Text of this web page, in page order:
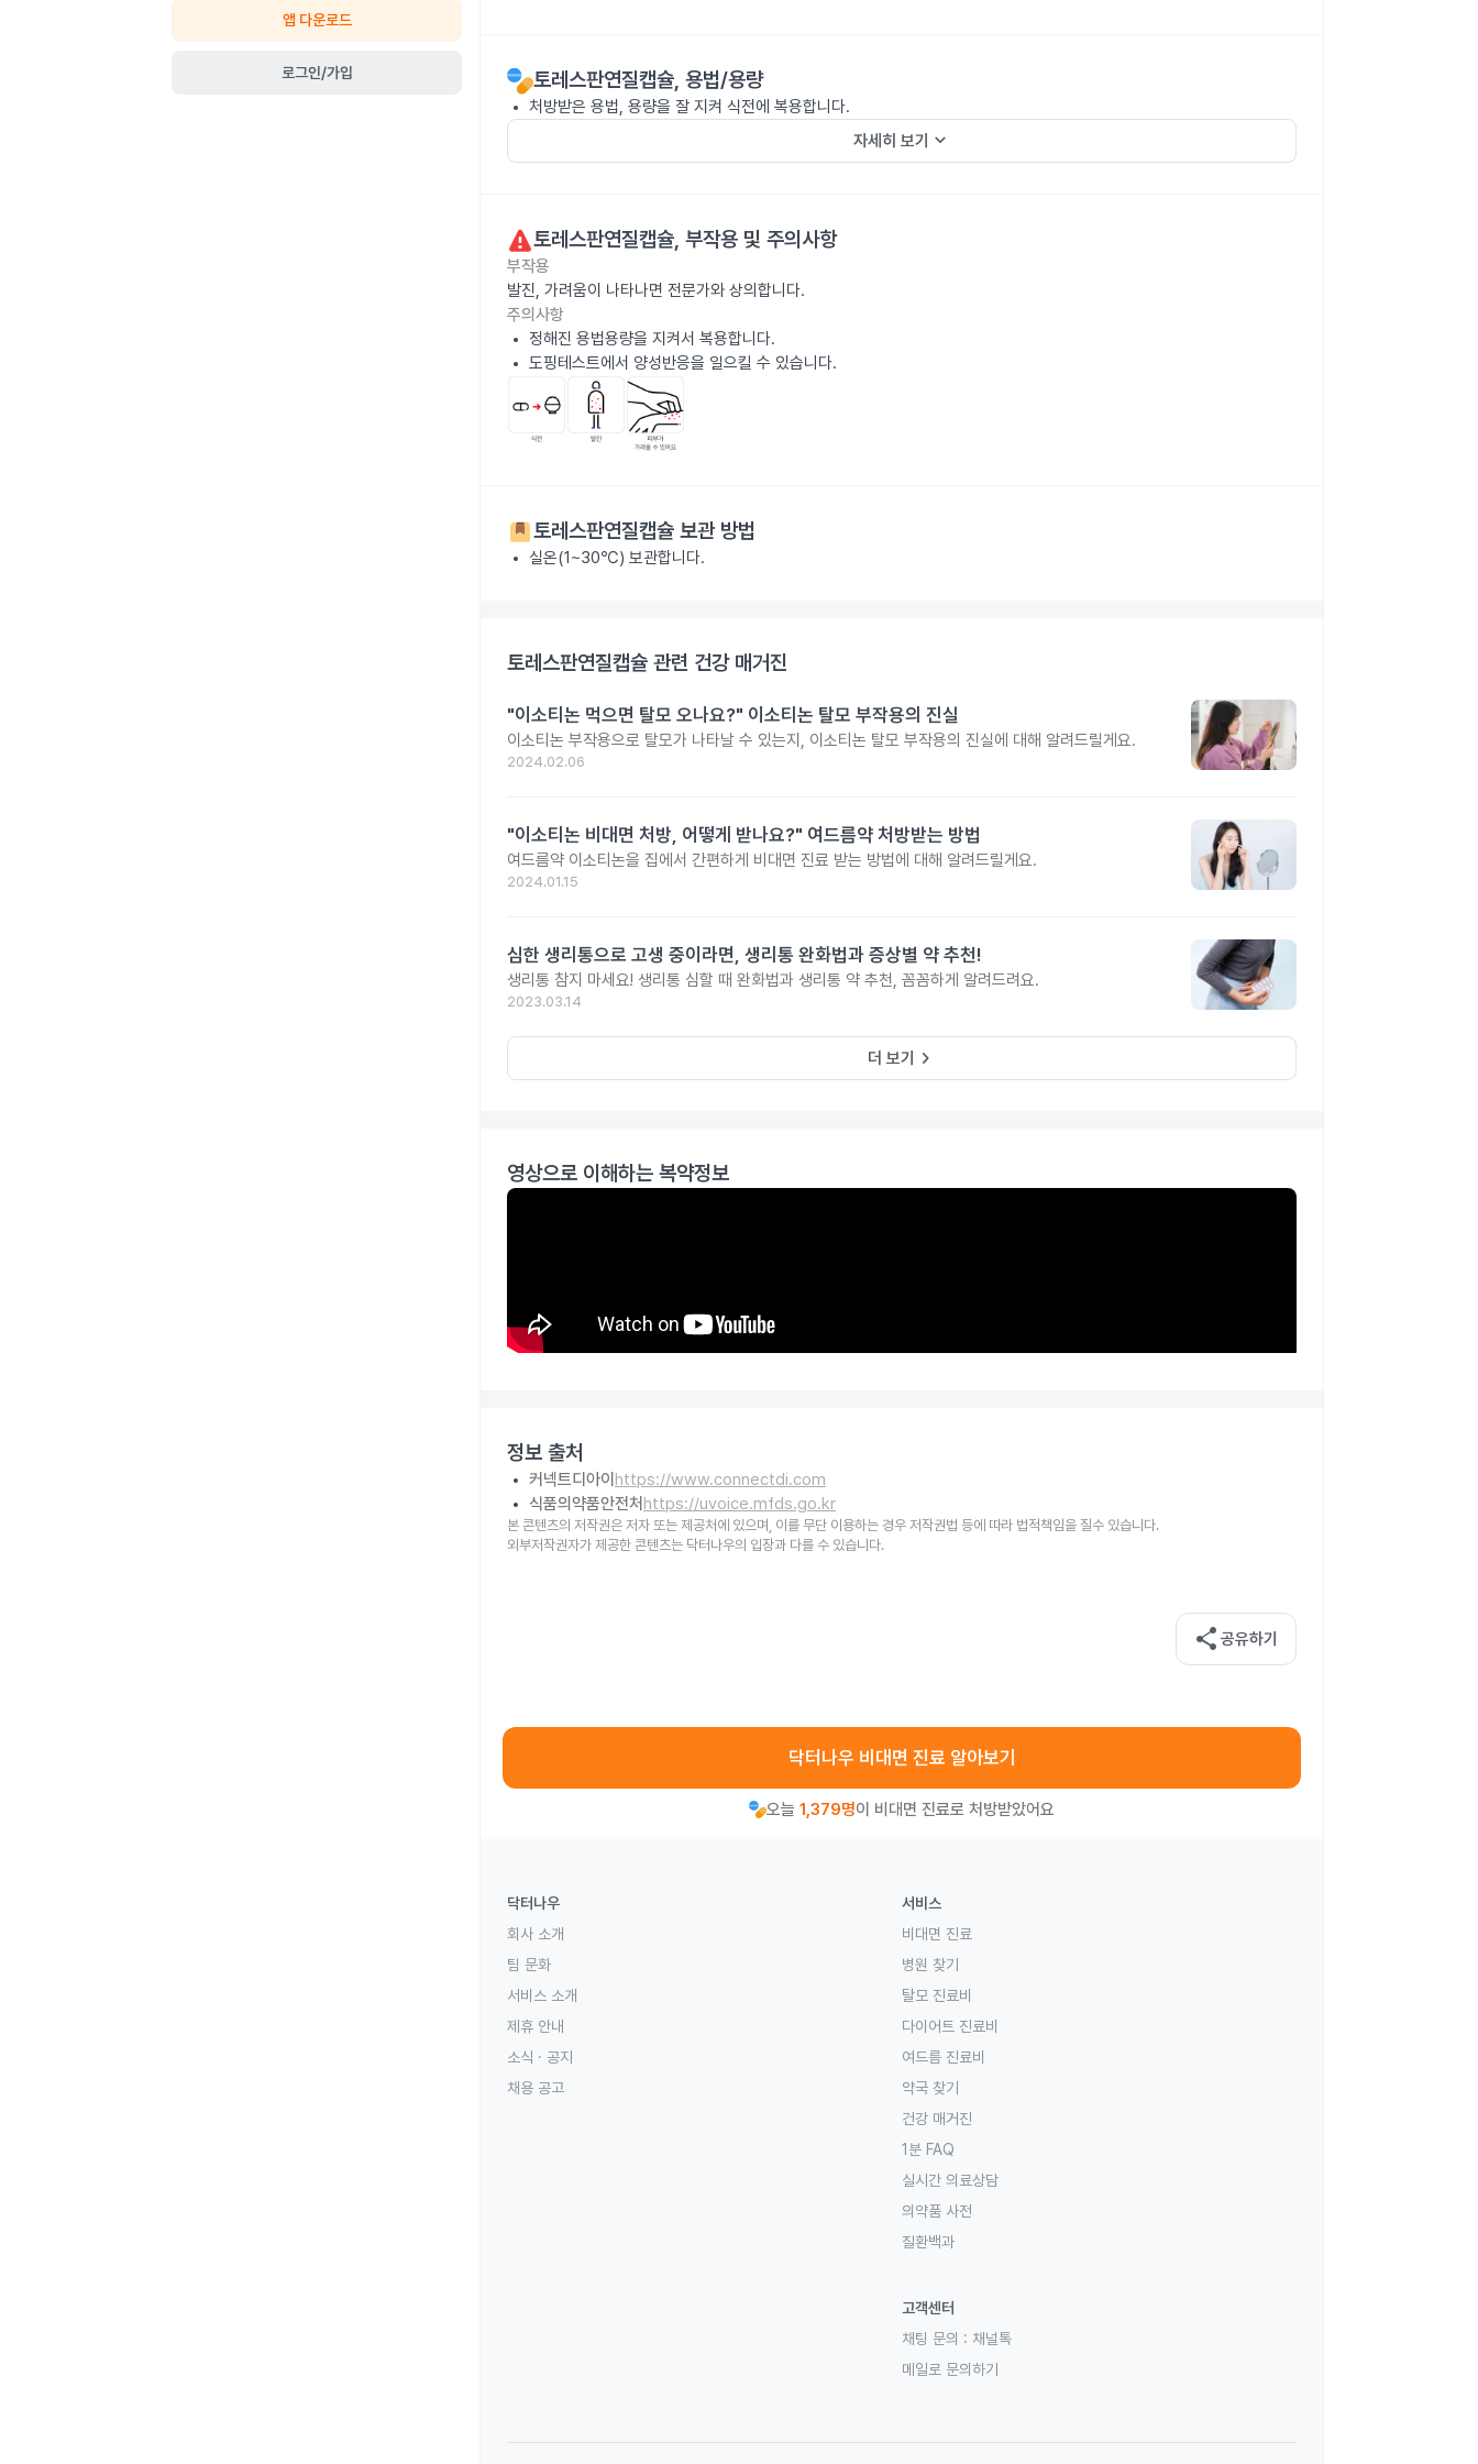
앱 다운로드
로그인/가입 토레스판연질캡슐, 용법/용량
처방받은 용법, 용량을 잘 지켜 식전에 복용합니다.
자세히 보기 keyboard_arrow_down
토레스판연질캡슐, 부작용 및 주의사항
부작용
발진, 가려움이 나타나면 전문가와 상의합니다.
주의사항
정해진 용법용량을 지켜서 복용합니다.
도핑테스트에서 양성반응을 일으킬 수 있습니다.
토레스판연질캡슐 보관 방법
실온(1~30℃) 보관합니다.
토레스판연질캡슐 관련 건강 매거진
"이소티논 먹으면 탈모 오나요?" 이소티논 탈모 부작용의 진실
이소티논 부작용으로 탈모가 나타날 수 있는지, 이소티논 탈모 부작용의 진실에 대해 알려드릴게요.
2024.02.06
"이소티논 비대면 처방, 어떻게 받나요?" 여드름약 처방받는 방법
여드름약 이소티논을 집에서 간편하게 비대면 진료 받는 방법에 대해 알려드릴게요.
2024.01.15
심한 생리통으로 고생 중이라면, 생리통 완화법과 증상별 약 추천!
생리통 참지 마세요! 생리통 심할 때 완화법과 생리통 약 추천, 꼼꼼하게 알려드려요.
2023.03.14
더 보기 keyboard_arrow_right
영상으로 이해하는 복약정보
정보 출처
커넥트디아이 https://www.connectdi.com
식품의약품안전처 https://uvoice.mfds.go.kr
본 콘텐츠의 저작권은 저자 또는 제공처에 있으며, 이를 무단 이용하는 경우 저작권법 등에 따라 법적책임을 질수 있습니다.
외부저작권자가 제공한 콘텐츠는 닥터나우의 입장과 다를 수 있습니다.
share 공유하기
닥터나우 비대면 진료 알아보기
오늘 1,379명이 비대면 진료로 처방받았어요
닥터나우
회사 소개
팀 문화
서비스 소개
제휴 안내
소식 · 공지
채용 공고
서비스
비대면 진료
병원 찾기
탈모 진료비
다이어트 진료비
여드름 진료비
약국 찾기
건강 매거진
1분 FAQ
실시간 의료상담
의약품 사전
질환백과
고객센터
채팅 문의 : 채널톡
메일로 문의하기